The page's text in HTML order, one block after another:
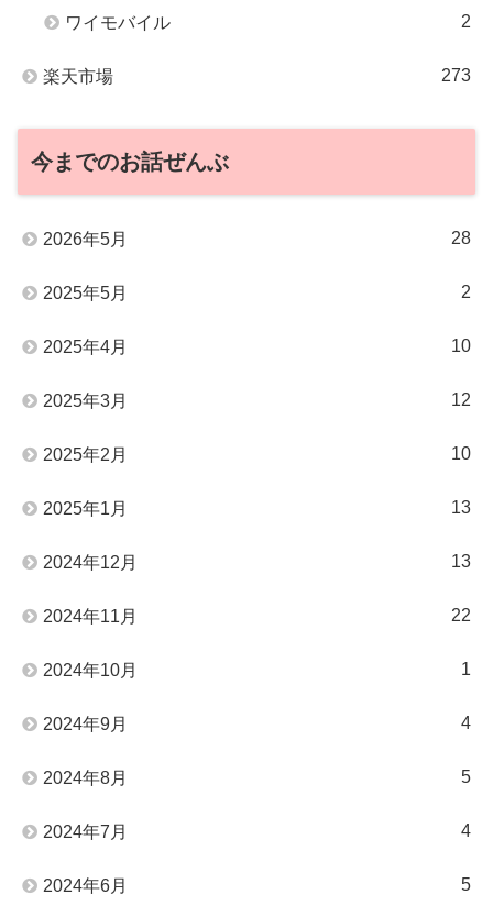
ワイモバイル 2
楽天市場 273
今までのお話ぜんぶ
2026年5月 28
2025年5月 2
2025年4月 10
2025年3月 12
2025年2月 10
2025年1月 13
2024年12月 13
2024年11月 22
2024年10月 1
2024年9月 4
2024年8月 5
2024年7月 4
2024年6月 5